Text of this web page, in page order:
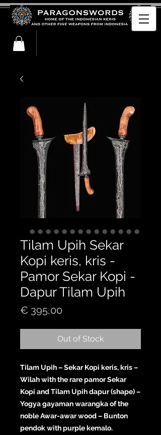
Tilam Upih Sekar
Kopi keris, kris -
Pamor Sekar Kopi -
Dapur Tilam Upih
€ 395,00
Out of Stock
Tilam Upih – Sekar Kopi keris, kris –
Wilah with the rare pamor Sekar
Kopi and Tilam Upih dapur (shape) –
Yogya gayaman warangka of the
noble Awar-awar wood – Bunton
pendok with purple kemalo.